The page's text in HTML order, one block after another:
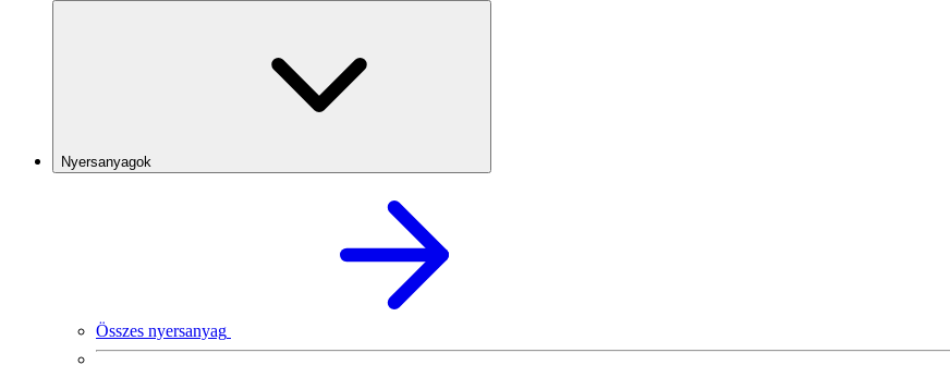
Nyersanyagok
Összes nyersanyag